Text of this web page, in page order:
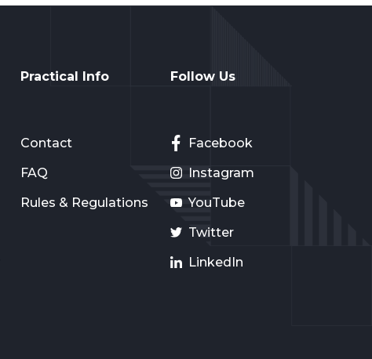
Practical Info
Contact
FAQ
Rules & Regulations
Follow Us
Facebook
Instagram
YouTube
Twitter
LinkedIn